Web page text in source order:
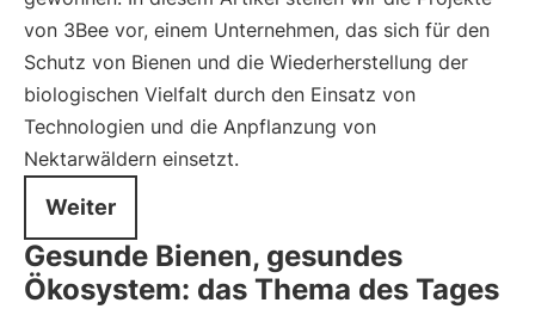
von 3Bee vor, einem Unternehmen, das sich für den
Schutz von Bienen und die Wiederherstellung der
biologischen Vielfalt durch den Einsatz von
Technologien und die Anpflanzung von
Nektarwäldern einsetzt.
Weiter
Gesunde Bienen, gesundes
Ökosystem: das Thema des Tages